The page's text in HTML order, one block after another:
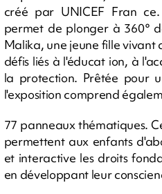
créé par UNICEF Fran
permet de plonger à 360°
Malika, une jeune fille vivant
défis liés à l'éducat ion, à
la protection. Prêtée pour
l'exposition comprend
77 panneaux thématiques.
permettent aux enfants
et interactive les droits
en développant leur